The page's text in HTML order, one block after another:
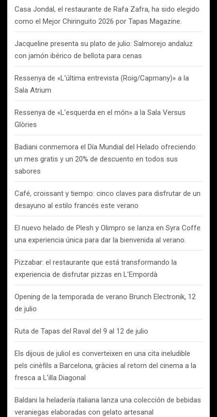
Casa Jondal, el restaurante de Rafa Zafra, ha sido elegido
como el Mejor Chiringuito 2026 por Tapas Magazine.
Jacqueline presenta su plato de julio: Salmorejo andaluz
con jamón ibérico de bellota para cenas
Ressenya de «L’última entrevista (Roig/Capmany)» a la
Sala Atrium
Ressenya de «L’esquerda en el món» a la Sala Versus
Glòries
Badiani conmemora el Día Mundial del Helado ofreciendo
un mes gratis y un 20% de descuento en todos sus
sabores
Café, croissant y tiempo: cinco claves para disfrutar de un
desayuno al estilo francés este verano
El nuevo helado de Plesh y Olimpro se lanza en Syra Coffe
una experiencia única para dar la bienvenida al verano.
Pizzabar: el restaurante que está transformando la
experiencia de disfrutar pizzas en L’Empordà
Opening de la temporada de verano Brunch Electronik, 12
de julio
Ruta de Tapas del Raval del 9 al 12 de julio
Els dijous de juliol es converteixen en una cita ineludible
pels cinèfils a Barcelona, gràcies al retorn del cinema a la
fresca a L’illa Diagonal
Baldani la heladería italiana lanza una colección de bebidas
veraniegas elaboradas con gelato artesanal